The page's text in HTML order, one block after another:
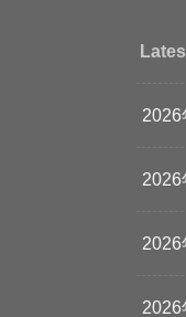
2026
2026
2026
2026